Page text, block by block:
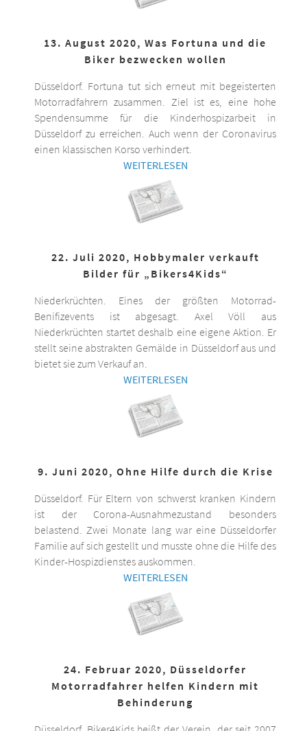
13. August 2020, Was Fortuna und die
Biker bezwecken wollen
Düsseldorf. Fortuna tut sich erneut mit begeisterten
Motorradfahrern zusammen. Ziel ist es, eine hohe
Spendensumme für die Kinderhospizarbeit in
Düsseldorf zu erreichen. Auch wenn der Coronavirus
einen klassischen Korso verhindert.
WEITERLESEN
22. Juli 2020, Hobbymaler verkauft
Bilder für „Bikers4Kids“
Niederkrüchten. Eines der größten Motorrad-
Benifizevents ist abgesagt. Axel Völl aus
Niederkrüchten startet deshalb eine eigene Aktion. Er
stellt seine abstrakten Gemälde in Düsseldorf aus und
bietet sie zum Verkauf an.
WEITERLESEN
9. Juni 2020, Ohne Hilfe durch die Krise
Düsseldorf. Für Eltern von schwerst kranken Kindern
ist der Corona-Ausnahmezustand besonders
belastend. Zwei Monate lang war eine Düsseldorfer
Familie auf sich gestellt und musste ohne die Hilfe des
Kinder-Hospizdienstes auskommen.
WEITERLESEN
24. Februar 2020, Düsseldorfer
Motorradfahrer helfen Kindern mit
Behinderung